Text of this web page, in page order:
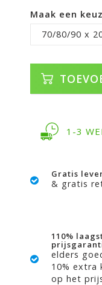
Maak een
70/80/90 x
1-3
Gratis
& gratis
110%
elders
10% extra
op het